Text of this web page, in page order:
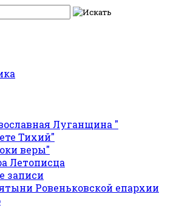
Луганщина "
Тихий"
веры"
Летописца
записи
Ровеньковской епархии